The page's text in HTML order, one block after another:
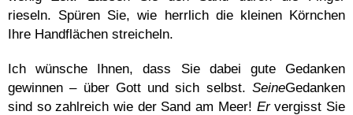
rieseln. Spüren Sie, wie herrlich die kleinen Körnchen
Ihre Handflächen streicheln.
Ich wünsche Ihnen, dass Sie dabei gute Gedanken
gewinnen – über Gott und sich selbst. SeineGedanken
sind so zahlreich wie der Sand am Meer! Ervergisst Sie